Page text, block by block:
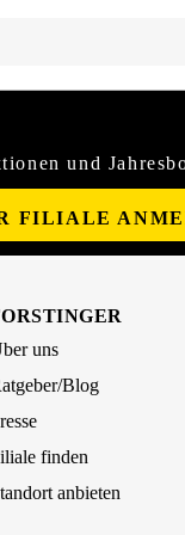
und
FILIALE
uns
Blog
finden
anbieten